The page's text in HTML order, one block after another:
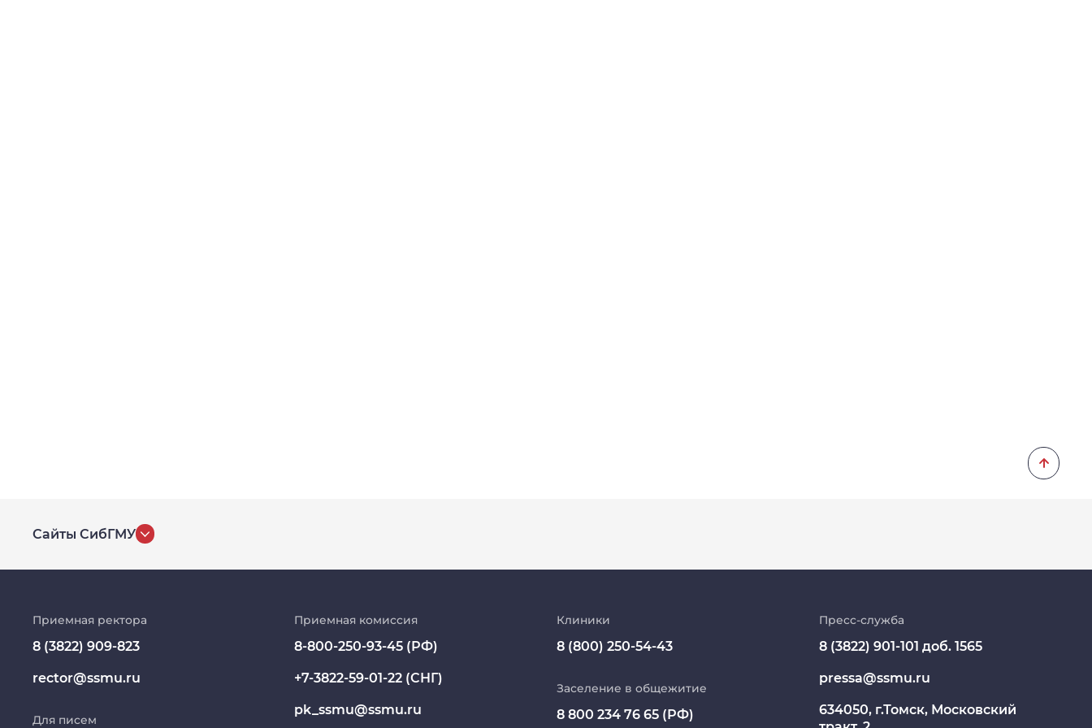
Сайты СибГМУ
Репозиторий клинических данных
Клиники
Работа и карьера в СибГМУ
МедКласс
МАСЦ СибГМУ
Научно-медицинская библиотека
Цифровые сервисы
Единая платежная система
Образовательный портал
Приемная ректора
8 (3822) 909-823
rector@ssmu.ru
Для писем
Приемная комиссия
8-800-250-93-45 (РФ)
+7-3822-59-01-22 (СНГ)
pk_ssmu@ssmu.ru
Клиники
8 (800) 250-54-43
Заселение в общежитие
8 800 234 76 65 (РФ)
Пресс-служба
8 (3822) 901-101 доб. 1565
pressa@ssmu.ru
634050, г.Томск, Московский